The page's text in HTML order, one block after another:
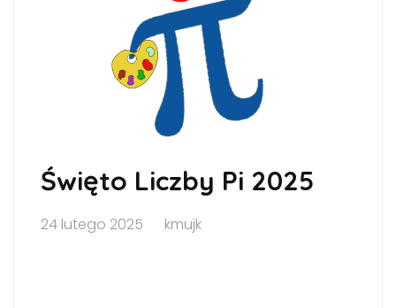
Święto Liczby Pi 2025
24 lutego 2025 kmujk